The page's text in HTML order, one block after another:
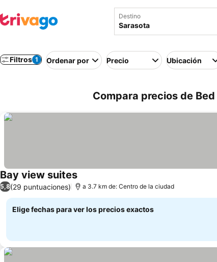
Destino
Filtros 1 Ordenar por Precio Ubicación
Compara precios de
Bay view suites
5,8(29 puntuaciones) a 3.7 km de: Centro de la ciudad
Elige fechas para ver los precios exactos